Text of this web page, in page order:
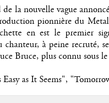
la nouvelle vague
pionnière du
en est le premier
chanteur, à peine recruté,
Bruce, plus connu sous
as It Seems",